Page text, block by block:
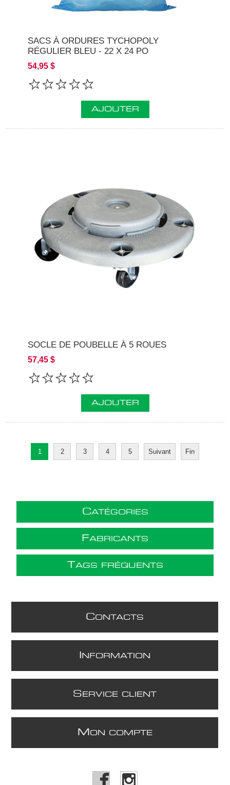
SACS À ORDURES TYCHOPOLY
RÉGULIER BLEU - 22 X 24 PO
54,95 $
AJOUTER
SOCLE DE POUBELLE À 5 ROUES
57,45 $
AJOUTER
1 2 3 4 5 Suivant Fin
CATÉGORIES
FABRICANTS
TAGS FRÉQUENTS
CONTACTS
NFORMATION
S ERVICE CLIENT
M ON COMPTE